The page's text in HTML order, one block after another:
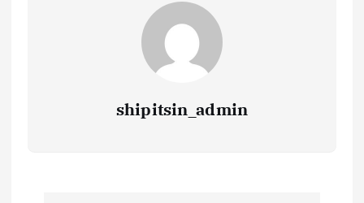
shipitsin_admin